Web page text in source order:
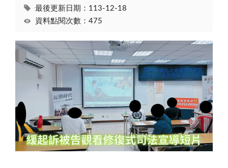
最後更新日期：113-12-18
資料點閱次數：475